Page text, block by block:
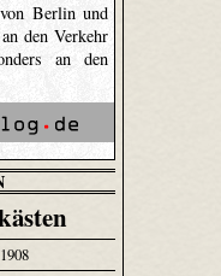
Berlin und
den Verkehr
an den